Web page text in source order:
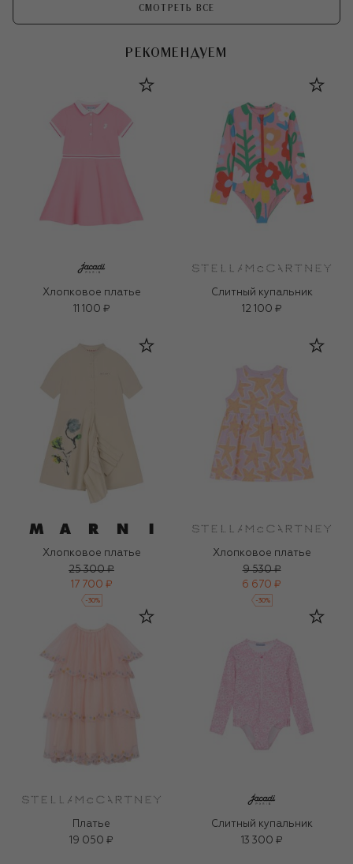
СМОТРЕТЬ ВСЕ
РЕКОМЕНДУЕМ
Хлопковое платье
11 100 ₽
Слитный купальник
12 100 ₽
Хлопковое платье
25 300 ₽
17 700 ₽
-30%
Хлопковое платье
9 530 ₽
6 670 ₽
-30%
Платье
19 050 ₽
Слитный купальник
13 300 ₽